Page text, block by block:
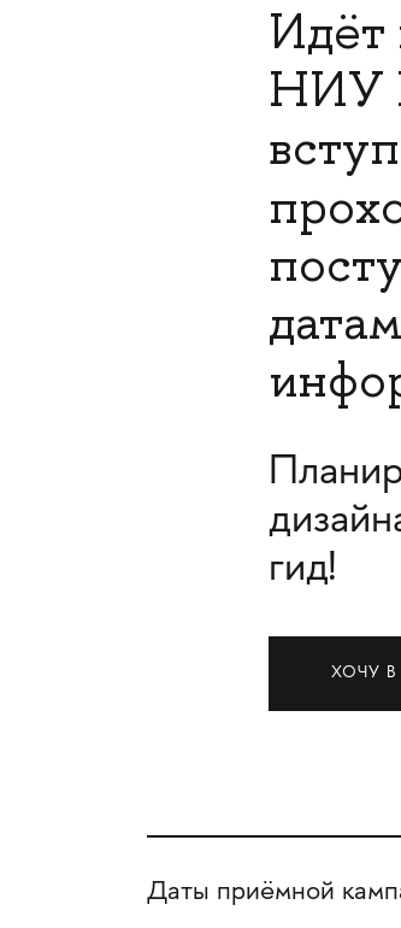
Идёт
НИУ
гид!
ХОЧУ В
Даты приёмной